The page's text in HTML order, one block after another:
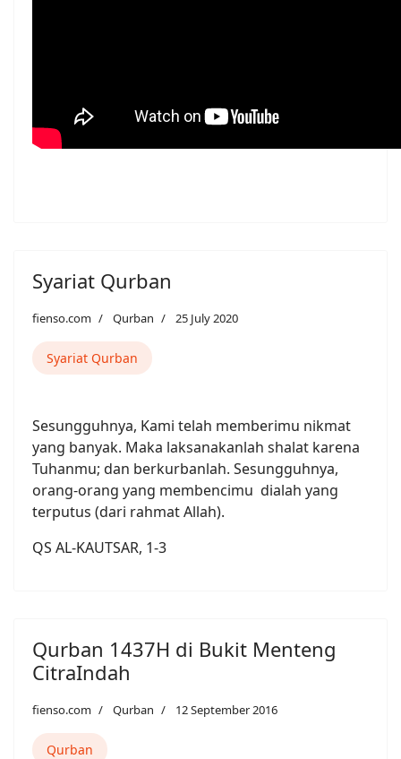
Syariat Qurban
fienso.com Qurban 25 July 2020
Syariat Qurban
Sesungguhnya, Kami telah memberimu nikmat
yang banyak. Maka laksanakanlah shalat karena
Tuhanmu; dan berkurbanlah. Sesungguhnya,
orang-orang yang membencimu dialah yang
terputus (dari rahmat Allah).
QS AL-KAUTSAR, 1-3
Qurban 1437H di Bukit Menteng
CitraIndah
fienso.com Qurban 12 September 2016
Qurban